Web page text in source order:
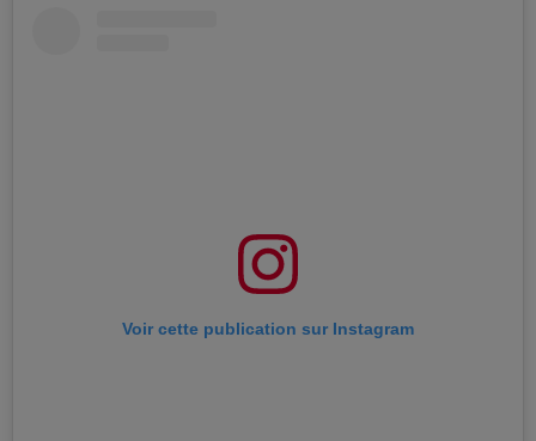
Voir cette publication sur Instagram